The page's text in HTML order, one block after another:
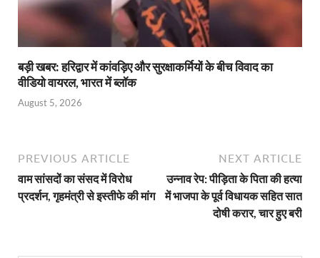
बड़ी खबर: हरिद्वार में कांवड़िए और सुरक्षाकर्मियों के बीच विवाद का
वीडियो वायरल, भारत में ब्लॉक
August 5, 2026
PREVIOUS ARTICLE
वाम सांसदों का संसद में विरोध
प्रदर्शन, गृहमंत्री से इस्तीफे की मांग
NEXT ARTICLE
उन्नाव रेप: पीड़िता के पिता की हत्या
में भाजपा के पूर्व विधायक सहित सात
दोषी करार, चार हुए बरी